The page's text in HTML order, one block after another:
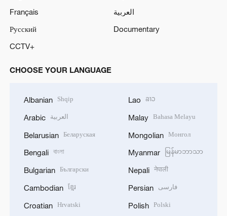
Français
العربية
Русский
Documentary
CCTV+
CHOOSE YOUR LANGUAGE
Albanian Shqip
Arabic العربية
Belarusian Беларуская
Bengali বাংলা
Bulgarian Български
Cambodian ខ្មែរ
Croatian Hrvatski
Lao ລາວ
Malay Bahasa Melayu
Mongolian Монгол
Myanmar မြန်မာဘာသာ
Nepali नेपाली
Persian فارسی
Polish Polski